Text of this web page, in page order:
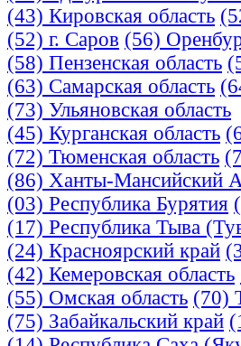
(43) Кировская область
(52) г. Саров (56)
(58) Пензенская область
(63) Самарская область
(73) Ульяновская область
(45) Курганская область
(72) Тюменская область
(86) Ханты-Мансийский
(03) Республика Бурятия
(17) Республика Тыва
(24) Красноярский край
(42) Кемеровская область
(55) Омская область (70)
(75) Забайкальский край